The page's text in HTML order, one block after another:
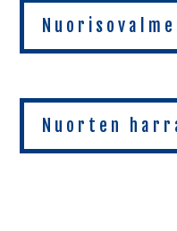
Nuorten